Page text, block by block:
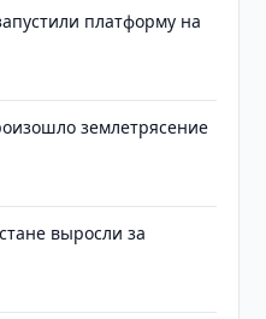
платформу на
землетрясение
выросли за